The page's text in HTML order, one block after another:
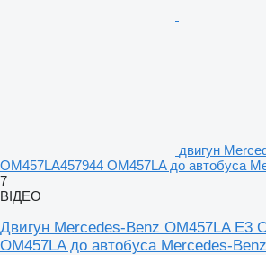
двигун
OM457LA457944 OM457LA до автобуса
7
ВІДЕО
Двигун Mercedes-Benz OM457LA E3
OM457LA до автобуса Mercedes-Benz